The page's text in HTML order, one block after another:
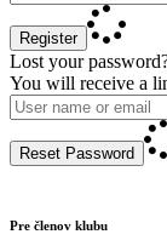
Register
Lost your
You will receive a
Reset Password
Pre členov klubu